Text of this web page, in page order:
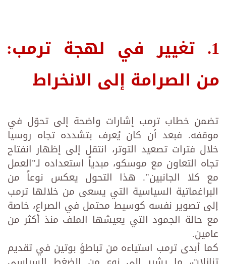
1. تغيير في لهجة ترمب:
من الصرامة إلى الانخراط
تضمن خطاب ترمب إشارات واضحة إلى تحوّل في
موقفه. فبعد أن كان يُعرف بتشدده تجاه روسيا
خلال فترات تصعيد التوتر، انتقل إلى إظهار انفتاح
تجاه التعاون مع موسكو، مبدياً استعداده لـ"العمل
مع كلا الجانبين". هذا التحول يعكس نوعاً من
البراغماتية السياسية التي يسعى من خلالها ترمب
إلى تصوير نفسه كوسيط محتمل في الصراع، خاصة
مع حالة الجمود التي يعيشها الملف منذ أكثر من
عامين.
كما أبدى ترمب استياءه من تباطؤ بوتين في تقديم